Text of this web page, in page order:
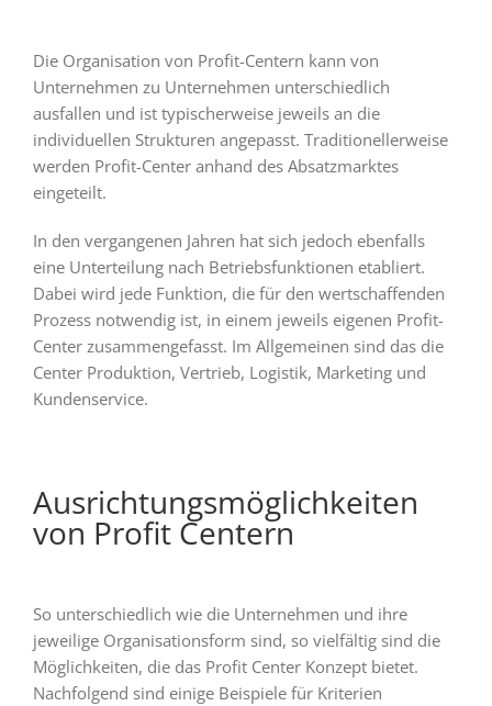
Die Organisation von Profit-Centern kann von
Unternehmen zu Unternehmen unterschiedlich
ausfallen und ist typischerweise jeweils an die
individuellen Strukturen angepasst. Traditionellerweise
werden Profit-Center anhand des Absatzmarktes
eingeteilt.
In den vergangenen Jahren hat sich jedoch ebenfalls
eine Unterteilung nach Betriebsfunktionen etabliert.
Dabei wird jede Funktion, die für den wertschaffenden
Prozess notwendig ist, in einem jeweils eigenen Profit-
Center zusammengefasst. Im Allgemeinen sind das die
Center Produktion, Vertrieb, Logistik, Marketing und
Kundenservice.
Ausrichtungsmöglichkeiten
von Profit Centern
So unterschiedlich wie die Unternehmen und ihre
jeweilige Organisationsform sind, so vielfältig sind die
Möglichkeiten, die das Profit Center Konzept bietet.
Nachfolgend sind einige Beispiele für Kriterien